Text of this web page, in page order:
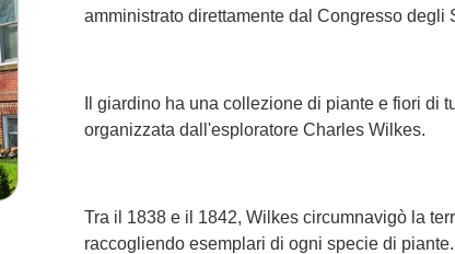
amministrato direttamente dal Congresso degli
Il giardino ha una collezione di piante e fiori di
organizzata dall'esploratore Charles Wilkes.
Tra il 1838 e il 1842, Wilkes circumnavigò la
raccogliendo esemplari di ogni specie di